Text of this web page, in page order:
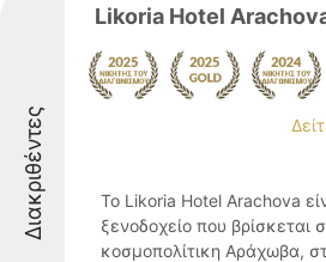
Διακριθέντες
Likoria Hotel
Το Likoria Hotel Arachova
ξενοδοχείο που βρίσκεται
κοσμοπολίτικη Αράχωβα,